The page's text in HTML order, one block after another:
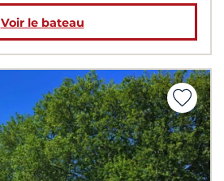
Voir le bateau